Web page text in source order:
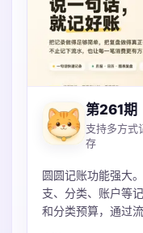
第261期
支持多方式
存
圆圆记账功能强大
支、分类、账户等
和分类预算，通过